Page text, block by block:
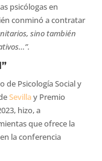
psicólogas en
conminó a contratar
sino también
de Psicología Social y
Sevillay Premio
hizo, a
que ofrece la
la conferencia